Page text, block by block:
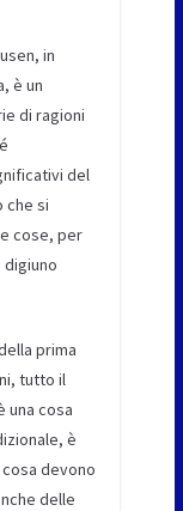
in
è un
di ragioni
del
che si
cose, per
prima
tutto il
una cosa
è
devono
delle